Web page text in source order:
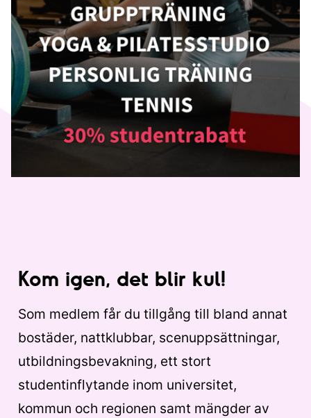
Kom igen, det blir kul!
Som medlem får du tillgång till bland annat
bostäder, nattklubbar, scenuppsättningar,
utbildningsbevakning, ett stort
studentinflytande inom universitet,
kommun och regionen samt mängder av